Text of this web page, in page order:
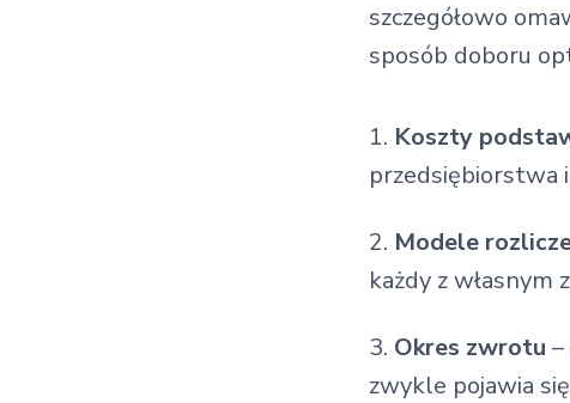
szczegółowo
sposób doboru
Koszty
przedsiębiorstwa
Modele
każdy z własnym
Okres zwrotu
zwykle pojawia